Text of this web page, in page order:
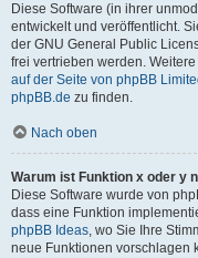
Diese Software (in ihrer
entwickelt und veröffentlicht.
der GNU General Public
frei vertrieben werden.
auf der Seite von phpBB
phpBB.de zu finden.
Nach oben
Warum ist Funktion x oder y
Diese Software wurde von
dass eine Funktion
phpBB Ideas, wo Sie Ihre
neue Funktionen vorschlagen